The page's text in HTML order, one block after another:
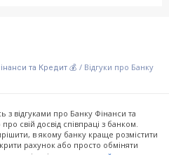
та Кредит 💰 / Відгуки про Банку
з відгуками про Банку Фінанси та
свій досвід співпраці з банком.
в якому банку краще розмістити
рахунок або просто обміняти